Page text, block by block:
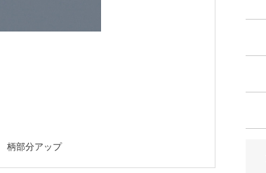
柄部分アップ